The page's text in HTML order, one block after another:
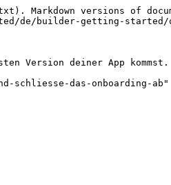
Markdown versions of
de/builder-getting-
Version deiner App kommst.
das-onboarding-